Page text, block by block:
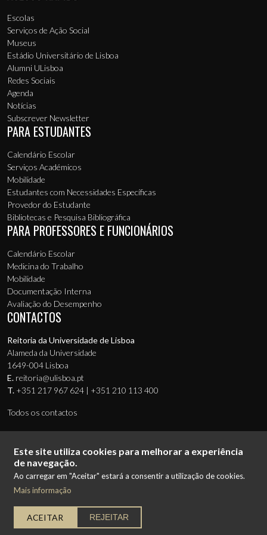
Escolas
Serviços de Ação Social
Museus
Estádio Universitário de Lisboa
Alumni ULisboa
Redes Sociais
Agenda
Notícias
Subscrever Newsletter
PARA ESTUDANTES
Calendário Escolar
Serviços Académicos
Mobilidade
Estudantes com Necessidades Específicas
Provedor do Estudante
Bibliotecas e Pesquisa Bibliográfica
PARA PROFESSORES E FUNCIONÁRIOS
Calendário Escolar
Medicina do Trabalho
Mobilidade
Documentação Interna
Avaliação do Desempenho
CONTACTOS
Reitoria da Universidade de Lisboa
Alameda da Universidade
1649-004 Lisboa
E. reitoria@ulisboa.pt
T. +351 217 967 624 | +351 210 113 400
Todos os contactos
© 2026 Universidade de Lisboa
Menu de Rodapé (Secundário)
Termos de Utilização
Ficha Técnica
Mapa do Site
Este site utiliza cookies para melhorar a experiência
de navegação.
Ao carregar em "Aceitar" estará a consentir a utilização de cookies.
Mais informação
ACEITAR REJEITAR